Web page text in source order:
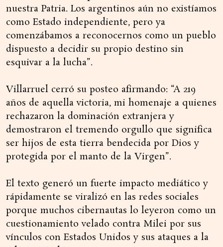
nuestra Patria. Los argentinos aún no existíamos
como Estado independiente, pero ya
comenzábamos a reconocernos como un pueblo
dispuesto a decidir su propio destino sin
esquivar a la lucha”.
Villarruel cerró su posteo afirmando: “A 219
años de aquella victoria, mi homenaje a quienes
rechazaron la dominación extranjera y
demostraron el tremendo orgullo que significa
ser hijos de esta tierra bendecida por Dios y
protegida por el manto de la Virgen”.
El texto generó un fuerte impacto mediático y
rápidamente se viralizó en las redes sociales
porque muchos cibernautas lo leyeron como un
cuestionamiento velado contra Milei por sus
vínculos con Estados Unidos y sus ataques a la